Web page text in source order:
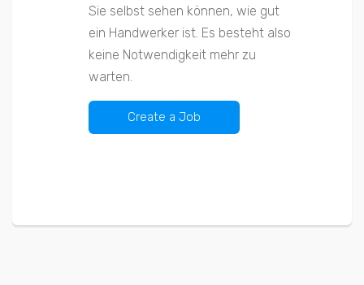
Sie selbst sehen können, wie gut
ein Handwerker ist. Es besteht also
keine Notwendigkeit mehr zu
warten.
Create a Job